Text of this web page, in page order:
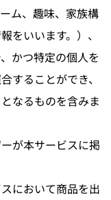
ム、趣味、家族構
をいいます。）、
かつ特定の個人を
することができ、
なるものを含みま
が本サービスに掲
において商品を出